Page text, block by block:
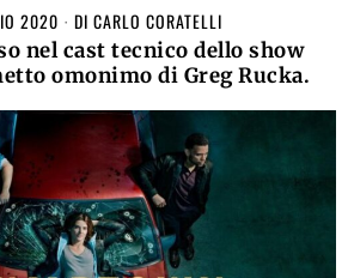
2020 DI CARLO CORATELLI
nel cast tecnico dello show
omonimo di Greg Rucka.